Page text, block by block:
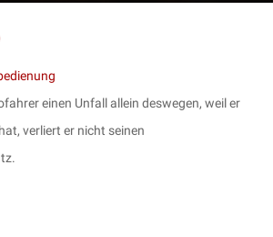
einen Unfall allein deswegen, weil er
verliert er nicht seinen